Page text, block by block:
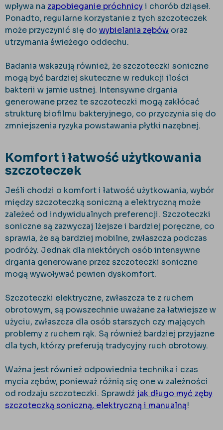
wpływa na zapobieganie próchnicyi chorób dziąseł.
Ponadto, regularne korzystanie z tych szczoteczek
może przyczynić się do wybielania zębów oraz
utrzymania świeżego oddechu.
Badania wskazują również, że szczoteczki soniczne
mogą być bardziej skuteczne w redukcji ilości
bakterii w jamie ustnej. Intensywne drgania
generowane przez te szczoteczki mogą zakłócać
strukturę biofilmu bakteryjnego, co przyczynia się do
zmniejszenia ryzyka powstawania płytki nazębnej.
Komfort i łatwość użytkowania
szczoteczek
Jeśli chodzi o komfort i łatwość użytkowania, wybór
między szczoteczką soniczną a elektryczną może
zależeć od indywidualnych preferencji. Szczoteczki
soniczne są zazwyczaj lżejsze i bardziej poręczne, co
sprawia, że są bardziej mobilne, zwłaszcza podczas
podróży. Jednak dla niektórych osób intensywne
drgania generowane przez szczoteczki soniczne
mogą wywoływać pewien dyskomfort.
Szczoteczki elektryczne, zwłaszcza te z ruchem
obrotowym, są powszechnie uważane za łatwiejsze w
użyciu, zwłaszcza dla osób starszych czy mających
problemy z ruchem rąk. Są również bardziej przyjazne
dla tych, którzy preferują tradycyjny ruch obrotowy.
Ważna jest również odpowiednia technika i czas
mycia zębów, ponieważ różnią się one w zależności
od rodzaju szczoteczki. Sprawdź jak długo myć zęby
szczoteczką soniczną, elektryczną i manualną!